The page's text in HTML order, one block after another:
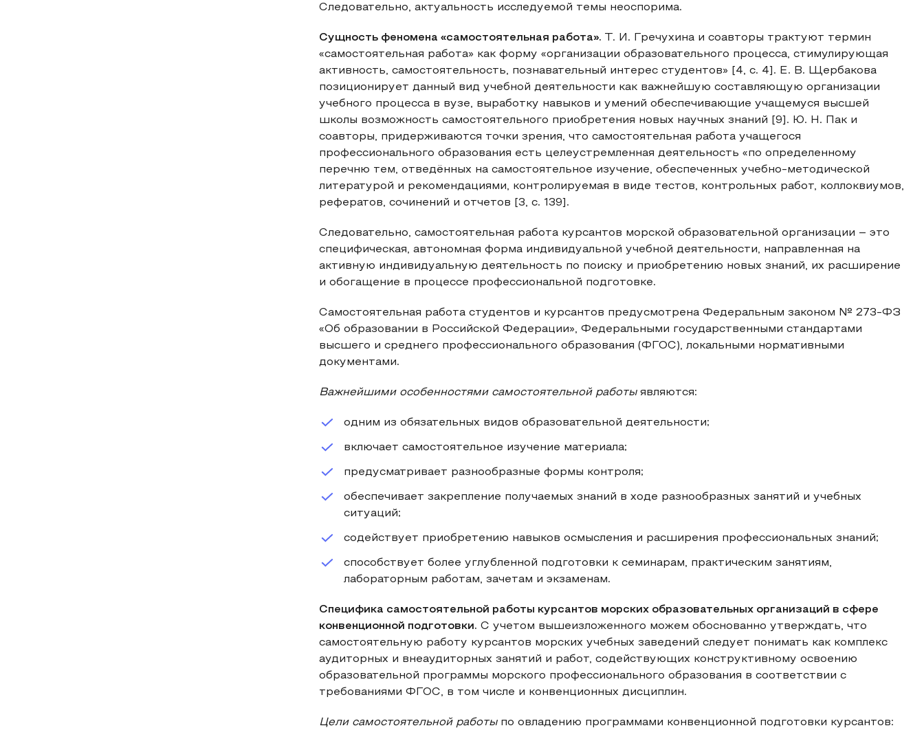
Следовательно, актуальность исследуемой темы неоспорима.
Сущность феномена «самостоятельная работа».
Т. И. Гречухина и соавторы трактуют термин
«самостоятельная работа» как форму «организации образовательного процесса, стимулирующая
активность, самостоятельность, познавательный интерес студентов» [4, с. 4]. Е. В. Щербакова
позиционирует данный вид учебной деятельности как важнейшую составляющую организации
учебного процесса в вузе, выработку навыков и умений обеспечивающие учащемуся высшей
школы возможность самостоятельного приобретения новых научных знаний [9]. Ю. Н. Пак и
соавторы, придерживаются точки зрения, что самостоятельная работа учащегося
профессионального образования есть целеустремленная деятельность «по определенному
перечню тем, отведённых на самостоятельное изучение, обеспеченных учебно-методической
литературой и рекомендациями, контролируемая в виде тестов, контрольных работ, коллоквиумов,
рефератов, сочинений и отчетов [3, с. 139].
Следовательно, самостоятельная работа курсантов морской образовательной организации – это
специфическая, автономная форма индивидуальной учебной деятельности, направленная на
активную индивидуальную деятельность по поиску и приобретению новых знаний, их расширение
и обогащение в процессе профессиональной подготовке.
Самостоятельная работа студентов и курсантов предусмотрена Федеральным законом № 273-ФЗ
«Об образовании в Российской Федерации», Федеральными государственными стандартами
высшего и среднего профессионального образования (ФГОС), локальными нормативными
документами.
Важнейшими особенностями самостоятельной работыявляются:
одним из обязательных видов образовательной деятельности;
включает самостоятельное изучение материала;
предусматривает разнообразные формы контроля;
обеспечивает закрепление получаемых знаний в ходе разнообразных занятий и учебных
ситуаций;
содействует приобретению навыков осмысления и расширения профессиональных знаний;
способствует более углубленной подготовки к семинарам, практическим занятиям,
лабораторным работам, зачетам и экзаменам.
Специфика самостоятельной работы курсантов морских образовательных организаций в сфере
конвенционной подготовки. С учетом вышеизложенного можем обоснованно утверждать, что
самостоятельную работу курсантов морских учебных заведений следует понимать как комплекс
аудиторных и внеаудиторных занятий и работ, содействующих конструктивному освоению
образовательной программы морского профессионального образования в соответствии с
требованиями ФГОС, в том числе и конвенционных дисциплин.
Цели самостоятельной работыпо овладению программами конвенционной подготовки курсантов: